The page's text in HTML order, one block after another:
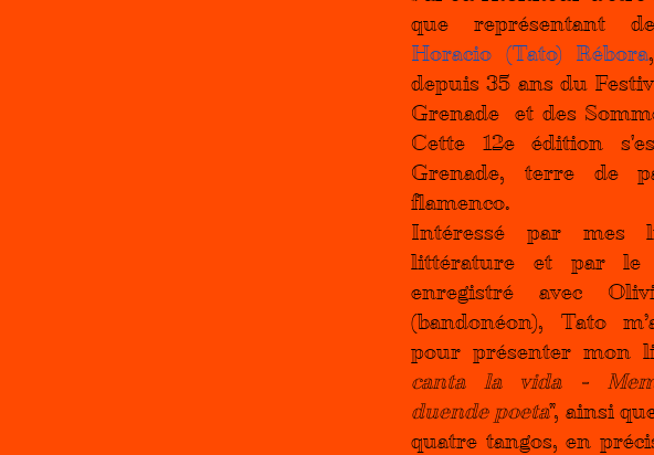
Horacio (Tato) Rébora
depuis 35 ans du
Grenade  et des
Cette 12e édition
Grenade, terre de
flamenco.
Intéressé par mes
littérature et par le
enregistré avec
(bandonéon), Tato
pour présenter mon
canta la vida -
duende poeta", ainsi
quatre tangos, en